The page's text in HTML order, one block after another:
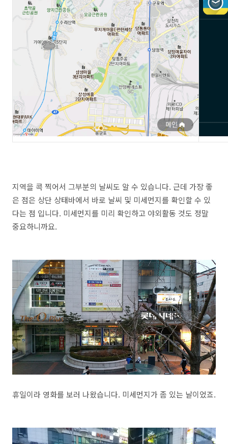
지역을 콕 찍어서 그부분의 날씨도 알 수 있습니다. 근데 가장 좋
은 점은 상단 상태바에서 바로 날씨 및 미세먼지를 확인할 수 있
다는 점 입니다. 미세먼지를 미리 확인하고 야외활동 것도 정말
중요하니까요.
휴일이라 영화를 보러 나왔습니다. 미세먼지가 좀 있는 날이었죠.